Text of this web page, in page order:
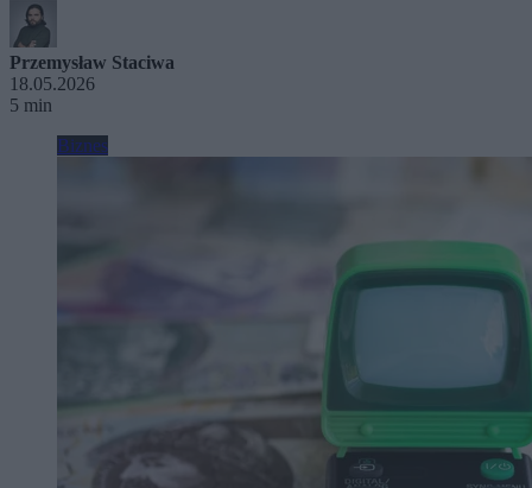
Przemysław Staciwa
18.05.2026
5 min
Biznes